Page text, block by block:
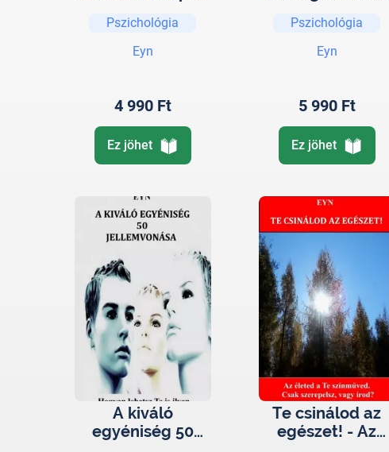
Pszichológia
Eyn
4 990 Ft
Ez jöhet
élet
irányításának
Pszichológia
Eyn
5 990 Ft
Ez jöhet
A kiváló
egyéniség 50
Te csinálod az
egészet! - Az